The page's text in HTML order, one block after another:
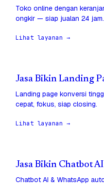
Toko online dengan
ongkir — siap jualan 24 jam.
Lihat layanan →
Jasa Bikin Landing
Landing page konversi
cepat, fokus, siap closing.
Lihat layanan →
Jasa Bikin Chatbot
Chatbot AI & WhatsApp